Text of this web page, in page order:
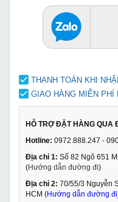
THANH TOÁN KHI
GIAO HÀNG MIỄN PHÍ
HỖ TRỢ ĐẶT HÀNG QUA
Hotline: 0972.888.247 -
Địa chỉ 1: Số 82 Ngõ 651
(Hướng dẫn đường đi)
Địa chỉ 2: 70/55/3 Nguyễn
HCM (Hướng dẫn đường đi